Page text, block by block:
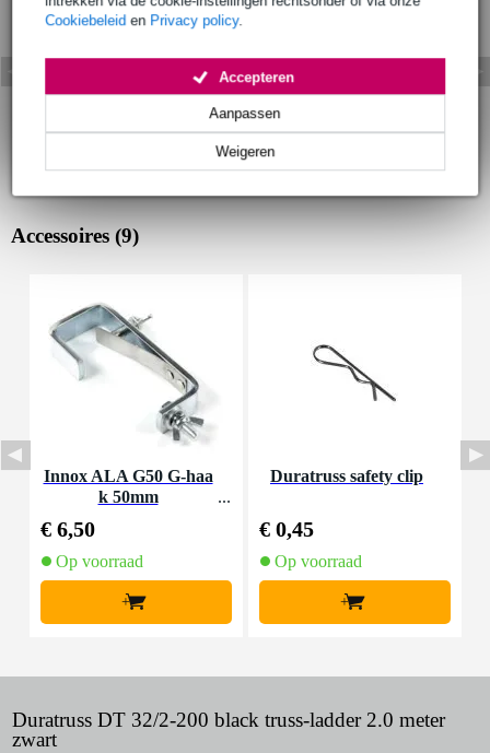
Cookiebeleid en Privacy policy.
Weigeren
Aanpassen
Accepteren
Accessoires (9)
Innox ALA G50 G-haa
k 50mm
€ 6,50
Op voorraad
+
Duratruss safety clip
€ 0,45
Op voorraad
+
Duratruss DT 32/2-200 black truss-ladder 2.0 meter
zwart